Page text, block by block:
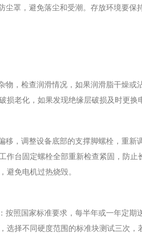
罩，避免落尘和受潮。存放环境要保
，检查润滑情况，如果润滑脂干燥或
老化，如果发现绝缘层破损及时更换
，调整设备底部的支撑脚螺栓，重新
台固定螺栓全部重新检查紧固，防止
避免电机过热烧毁。
照国家标准要求，每半年或一年定期
择不同硬度范围的标准块测试三次，